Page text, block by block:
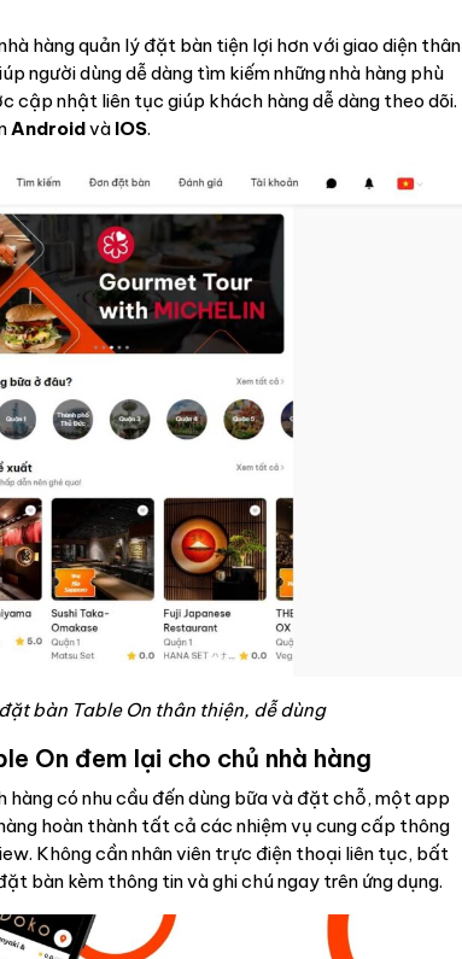
hàng quản lý đặt bàn tiện lợi hơn với giao diện thân
người dùng dễ dàng tìm kiếm những nhà hàng phù
cập nhật liên tục giúp khách hàng dễ dàng theo dõi.
Androidvà IOS.
bàn Table On thân thiện, dễ dùng
On đem lại cho chủ nhà hàng
hàng có nhu cầu đến dùng bữa và đặt chỗ, một app
hoàn thành tất cả các nhiệm vụ cung cấp thông
Không cần nhân viên trực điện thoại liên tục, bất
bàn kèm thông tin và ghi chú ngay trên ứng dụng.